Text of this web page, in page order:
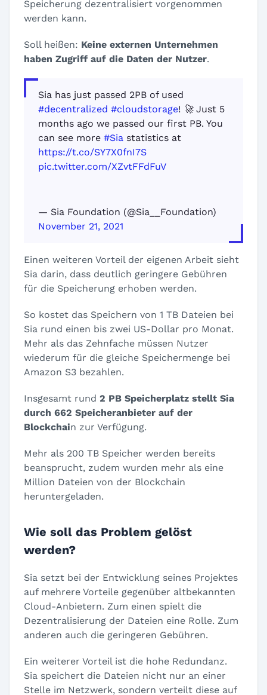
Speicherung dezentralisiert vorgenommen
werden kann.
Soll heißen: Keine externen Unternehmen
haben Zugriff auf die Daten der Nutzer.
Sia has just passed 2PB of used
#decentralized #cloudstorage! 🚀 Just 5
months ago we passed our first PB. You
can see more #Sia statistics at
https://t.co/SY7X0fnI7S
pic.twitter.com/XZvtFFdFuV
— Sia Foundation (@Sia__Foundation)
November 21, 2021
Einen weiteren Vorteil der eigenen Arbeit sieht
Sia darin, dass deutlich geringere Gebühren
für die Speicherung erhoben werden.
So kostet das Speichern von 1 TB Dateien bei
Sia rund einen bis zwei US-Dollar pro Monat.
Mehr als das Zehnfache müssen Nutzer
wiederum für die gleiche Speichermenge bei
Amazon S3 bezahlen.
Insgesamt rund 2 PB Speicherplatz stellt Sia
durch 662 Speicheranbieter auf der
Blockchain zur Verfügung.
Mehr als 200 TB Speicher werden bereits
beansprucht, zudem wurden mehr als eine
Million Dateien von der Blockchain
heruntergeladen.
Wie soll das Problem gelöst
werden?
Sia setzt bei der Entwicklung seines Projektes
auf mehrere Vorteile gegenüber altbekannten
Cloud-Anbietern. Zum einen spielt die
Dezentralisierung der Dateien eine Rolle. Zum
anderen auch die geringeren Gebühren.
Ein weiterer Vorteil ist die hohe Redundanz.
Sia speichert die Dateien nicht nur an einer
Stelle im Netzwerk, sondern verteilt diese auf